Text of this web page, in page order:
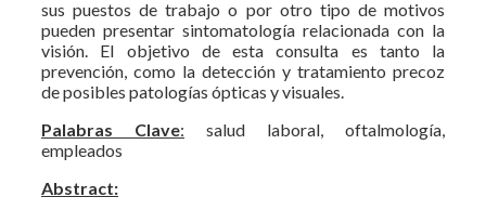
sus puestos de trabajo o por otro tipo de motivos
pueden presentar sintomatología relacionada con la
visión. El objetivo de esta consulta es tanto la
prevención, como la detección y tratamiento precoz
de posibles patologías ópticas y visuales.
Palabras
Clave: salud laboral, oftalmología,
empleados
Abstract: